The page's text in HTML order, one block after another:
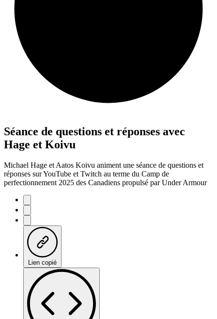
Séance de questions et réponses avec
Hage et Koivu
Michael Hage et Aatos Koivu animent une séance de questions et
réponses sur YouTube et Twitch au terme du Camp de
perfectionnement 2025 des Canadiens propulsé par Under Armour
Lien copié